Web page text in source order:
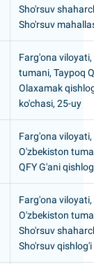
Sho'rsuv
Sho'rsuv
Farg'ona
tumani, Taypoq
Olaxamak
ko'chasi, 25-uy
Farg'ona viloyati,
O'zbekiston
QFY G'ani
Farg'ona viloyati,
O'zbekiston
Sho'rsuv
Sho'rsuv qishlog'i